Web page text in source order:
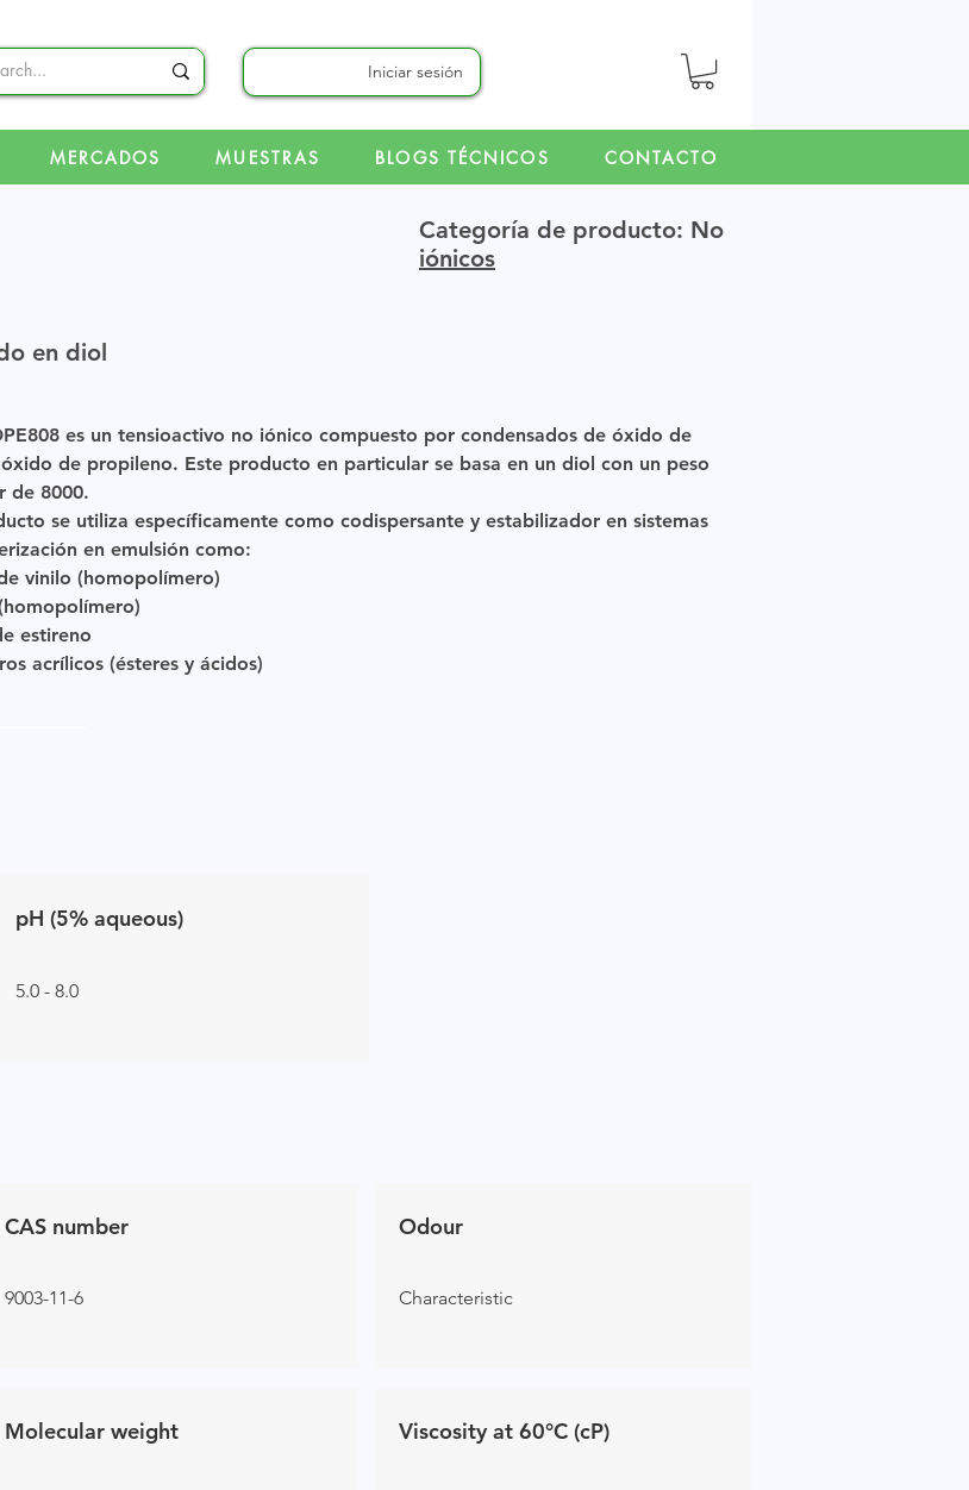
Iniciar sesión
MERCADOS MUESTRAS BLOGS TÉCNICOS CONTACTO
Categoría de producto: No
iónicos
en diol
es un tensioactivo no iónico compuesto por condensados de óxido de
de propileno. Este producto en particular se basa en un diol con un peso
de 8000.
se utiliza específicamente como codispersante y estabilizador en sistemas
en emulsión como:
vinilo (homopolímero)
estireno
acrílicos (ésteres y ácidos)
pH (5% aqueous)
5.0 - 8.0
CAS number
9003-11-6
Molecular weight
Odour
Characteristic
Viscosity at 60°C (cP)